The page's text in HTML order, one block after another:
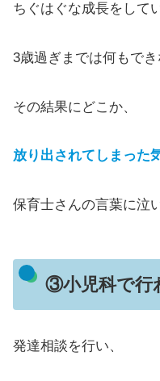
ちぐはぐな成長をして
3歳過ぎまでは何もでき
その結果にどこか、
放り出されてしまった
保育士さんの言葉に泣
③小児科で行
発達相談を行い、